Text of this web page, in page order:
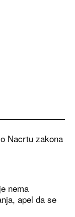
Nacrtu zakona
nema
apel da se